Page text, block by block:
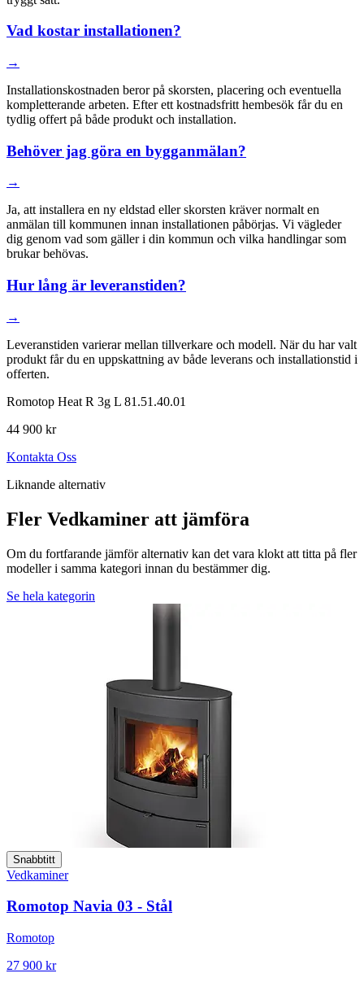
Vad kostar installationen?
→
Installationskostnaden beror på skorsten, placering och eventuella
kompletterande arbeten. Efter ett kostnadsfritt hembesök får du en
tydlig offert på både produkt och installation.
Behöver jag göra en bygganmälan?
→
Ja, att installera en ny eldstad eller skorsten kräver normalt en
anmälan till kommunen innan installationen påbörjas. Vi vägleder
dig genom vad som gäller i din kommun och vilka handlingar som
brukar behövas.
Hur lång är leveranstiden?
→
Leveranstiden varierar mellan tillverkare och modell. När du har valt
produkt får du en uppskattning av både leverans och installationstid i
offerten.
Romotop Heat R 3g L 81.51.40.01
44 900 kr
Kontakta Oss
Liknande alternativ
Fler Vedkaminer att jämföra
Om du fortfarande jämför alternativ kan det vara klokt att titta på fler
modeller i samma kategori innan du bestämmer dig.
Se hela kategorin
Snabbtitt
Vedkaminer
Romotop Navia 03 - Stål
Romotop
27 900 kr